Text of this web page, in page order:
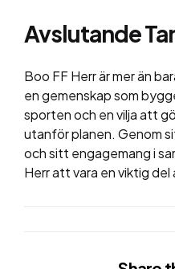
Avslutande
Boo FF Herr är mer än
en gemenskap som
sporten och en vilja att
utanför planen. Genom
och sitt engagemang i
Herr att vara en viktig